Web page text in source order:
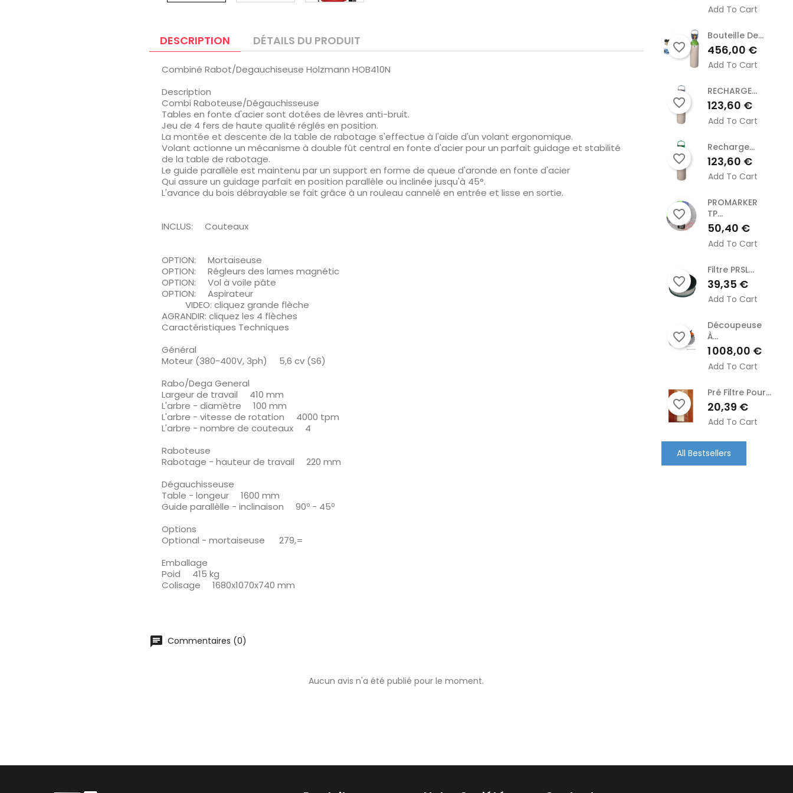
DESCRIPTION DÉTAILS DU PRODUIT
Combiné Rabot/Degauchiseuse Holzmann HOB410N
Description
Combi Raboteuse/Dégauchisseuse
Tables en fonte d'acier sont dotées de lèvres anti-bruit.
Jeu de 4 fers de haute qualité réglés en position.
La montée et descente de la table de rabotage s'effectue à l'aide d'un volant ergonomique.
Volant actionne un mécanisme à double fût central en fonte d'acier pour un parfait guidage et stabilité
de la table de rabotage.
Le guide parallèle est maintenu par un support en forme de queue d'aronde en fonte d'acier
Qui assure un guidage parfait en position parallèle ou inclinée jusqu'à 45°.
L'avance du bois débrayable se fait grâce à un rouleau cannelé en entrée et lisse en sortie.
INCLUS: Couteaux
OPTION: Mortaiseuse
OPTION: Régleurs des lames magnétic
OPTION: Vol à voile pâte
OPTION: Aspirateur
VIDEO: cliquez grande flèche
AGRANDIR: cliquez les 4 flèches
Caractéristiques Techniques
Général
Moteur (380-400V, 3ph) 5,6 cv (S6)
Rabo/Dega General
Largeur de travail 410 mm
L'arbre - diamètre 100 mm
L'arbre - vitesse de rotation 4000 tpm
L'arbre - nombre de couteaux 4
Raboteuse
Rabotage - hauteur de travail 220 mm
Dégauchisseuse
Table - longeur 1600 mm
Guide parallèlle - inclinaison 90º - 45º
Options
Optional - mortaiseuse 279,=
Emballage
Poid 415 kg
Colisage 1680x1070x740 mm
chat Commentaires (0)
Aucun avis n'a été publié pour le moment.
Add To Cart
Bouteille De...
Prix
456,00 €
Add To Cart
favorite_border
RECHARGE...
Prix
123,60 €
Add To Cart
favorite_border
Recharge...
Prix
123,60 €
Add To Cart
favorite_border
PROMARKER
TP...
Prix
50,40 €
Add To Cart
favorite_border
Filtre PRSL...
Prix
39,35 €
Add To Cart
favorite_border
Découpeuse
À...
Prix
1 008,00 €
Add To Cart
favorite_border
Pré Filtre Pour...
Prix
20,39 €
Add To Cart
favorite_border
All Bestsellers